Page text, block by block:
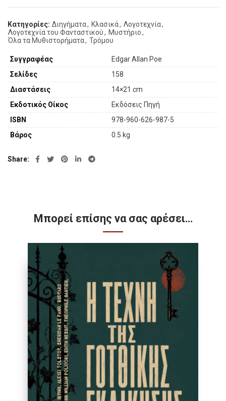
Κατηγορίες: Διηγήματα, Κλασικά, Λογοτεχνία,
Λογοτεχνία του Φανταστικού, Μυστήριο,
Όλα τα Μυθιστορήματα, Τρόμου
Συγγραφέας
Edgar Allan Poe
Σελίδες
158
Διαστάσεις
14×21 cm
Εκδοτικός Οίκος
Εκδόσεις Πηγή
ISBN
978-960-626-987-5
Βάρος
0.5 kg
Share
Μπορεί επίσης να σας αρέσει…